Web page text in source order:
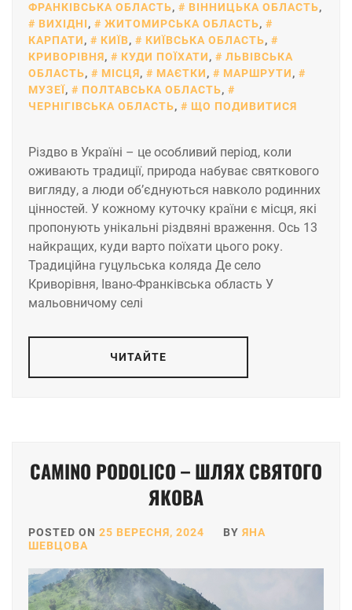
ФРАНКІВСЬКА ОБЛАСТЬ, ВІННИЦЬКА ОБЛАСТЬ,
ВИХІДНІ, ЖИТОМИРСЬКА ОБЛАСТЬ,
КАРПАТИ, КИЇВ, КИЇВСЬКА ОБЛАСТЬ,
КРИВОРІВНЯ, КУДИ ПОЇХАТИ,
ЛЬВІВСЬКА
ОБЛАСТЬ, МІСЦЯ, МАЄТКИ, МАРШРУТИ,
МУЗЕЇ, ПОЛТАВСЬКА ОБЛАСТЬ,
ЧЕРНІГІВСЬКА ОБЛАСТЬ, ЩО ПОДИВИТИСЯ
Різдво в Україні – це особливий період, коли
оживають традиції, природа набуває святкового
вигляду, а люди об’єднуються навколо родинних
цінностей. У кожному куточку країни є місця, які
пропонують унікальні різдвяні враження. Ось 13
найкращих, куди варто поїхати цього року.
Традиційна гуцульська коляда Де село
Криворівня, Івано-Франківська область У
мальовничому селі
ЧИТАЙТЕ
CAMINO PODOLICO – ШЛЯХ СВЯТОГО
ЯКОВА
POSTED ON 25 ВЕРЕСНЯ, 2024 BY ЯНА
ШЕВЦОВА